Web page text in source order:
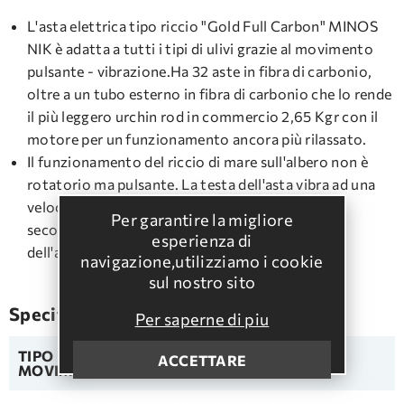
Per garantire la migliore
esperienza di
navigazione,utilizziamo i cookie
sul nostro sito
Per saperne di piu
ACCETTARE
L'asta elettrica tipo riccio "Gold Full Carbon" MINOS
NIK è adatta a tutti i tipi di ulivi grazie al movimento
pulsante - vibrazione.Ha 32 aste in fibra di carbonio,
oltre a un tubo esterno in fibra di carbonio che lo rende
il più leggero urchin rod in commercio 2,65 Kgr con il
motore per un funzionamento ancora più rilassato.
Il funzionamento del riccio di mare sull'albero non è
rotatorio ma pulsante. La testa dell'asta vibra ad una
velocità determinata dal regolatore di velocità a
seconda della varietà dell'oliva e delle esigenze
dell'agricoltore.
Specifiche
TIPO DI
MOVIMENTO:
Polso